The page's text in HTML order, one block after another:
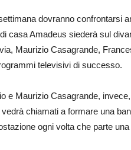
dovranno confrontarsi
casa Amadeus siederà sul
Maurizio Casagrande,
televisivi di successo.
e Maurizio Casagrande,
chiamati a formare una
ogni volta che parte